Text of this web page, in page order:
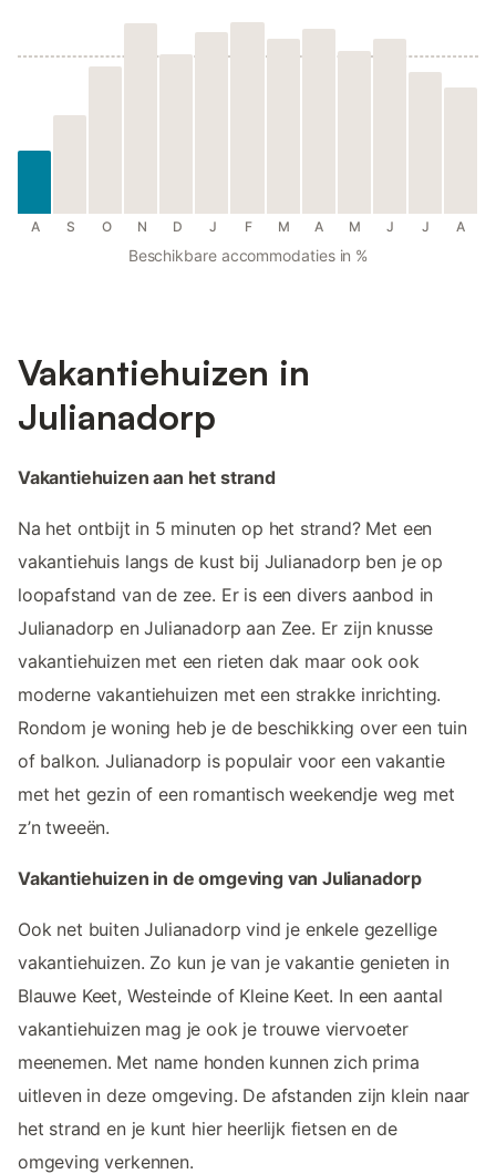
A S O N D J F M A M J J A
Beschikbare accommodaties in %
Vakantiehuizen in
Julianadorp
Vakantiehuizen aan het strand
Na het ontbijt in 5 minuten op het strand? Met een
vakantiehuis langs de kust bij Julianadorp ben je op
loopafstand van de zee. Er is een divers aanbod in
Julianadorp en Julianadorp aan Zee. Er zijn knusse
vakantiehuizen met een rieten dak maar ook ook
moderne vakantiehuizen met een strakke inrichting.
Rondom je woning heb je de beschikking over een tuin
of balkon. Julianadorp is populair voor een vakantie
met het gezin of een romantisch weekendje weg met
z’n tweeën.
Vakantiehuizen in de omgeving van Julianadorp
Ook net buiten Julianadorp vind je enkele gezellige
vakantiehuizen. Zo kun je van je vakantie genieten in
Blauwe Keet, Westeinde of Kleine Keet. In een aantal
vakantiehuizen mag je ook je trouwe viervoeter
meenemen. Met name honden kunnen zich prima
uitleven in deze omgeving. De afstanden zijn klein naar
het strand en je kunt hier heerlijk fietsen en de
omgeving verkennen.